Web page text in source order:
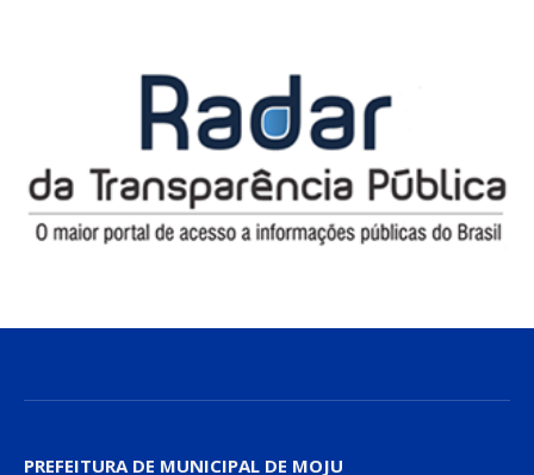
PREFEITURA DE MUNICIPAL DE MOJU